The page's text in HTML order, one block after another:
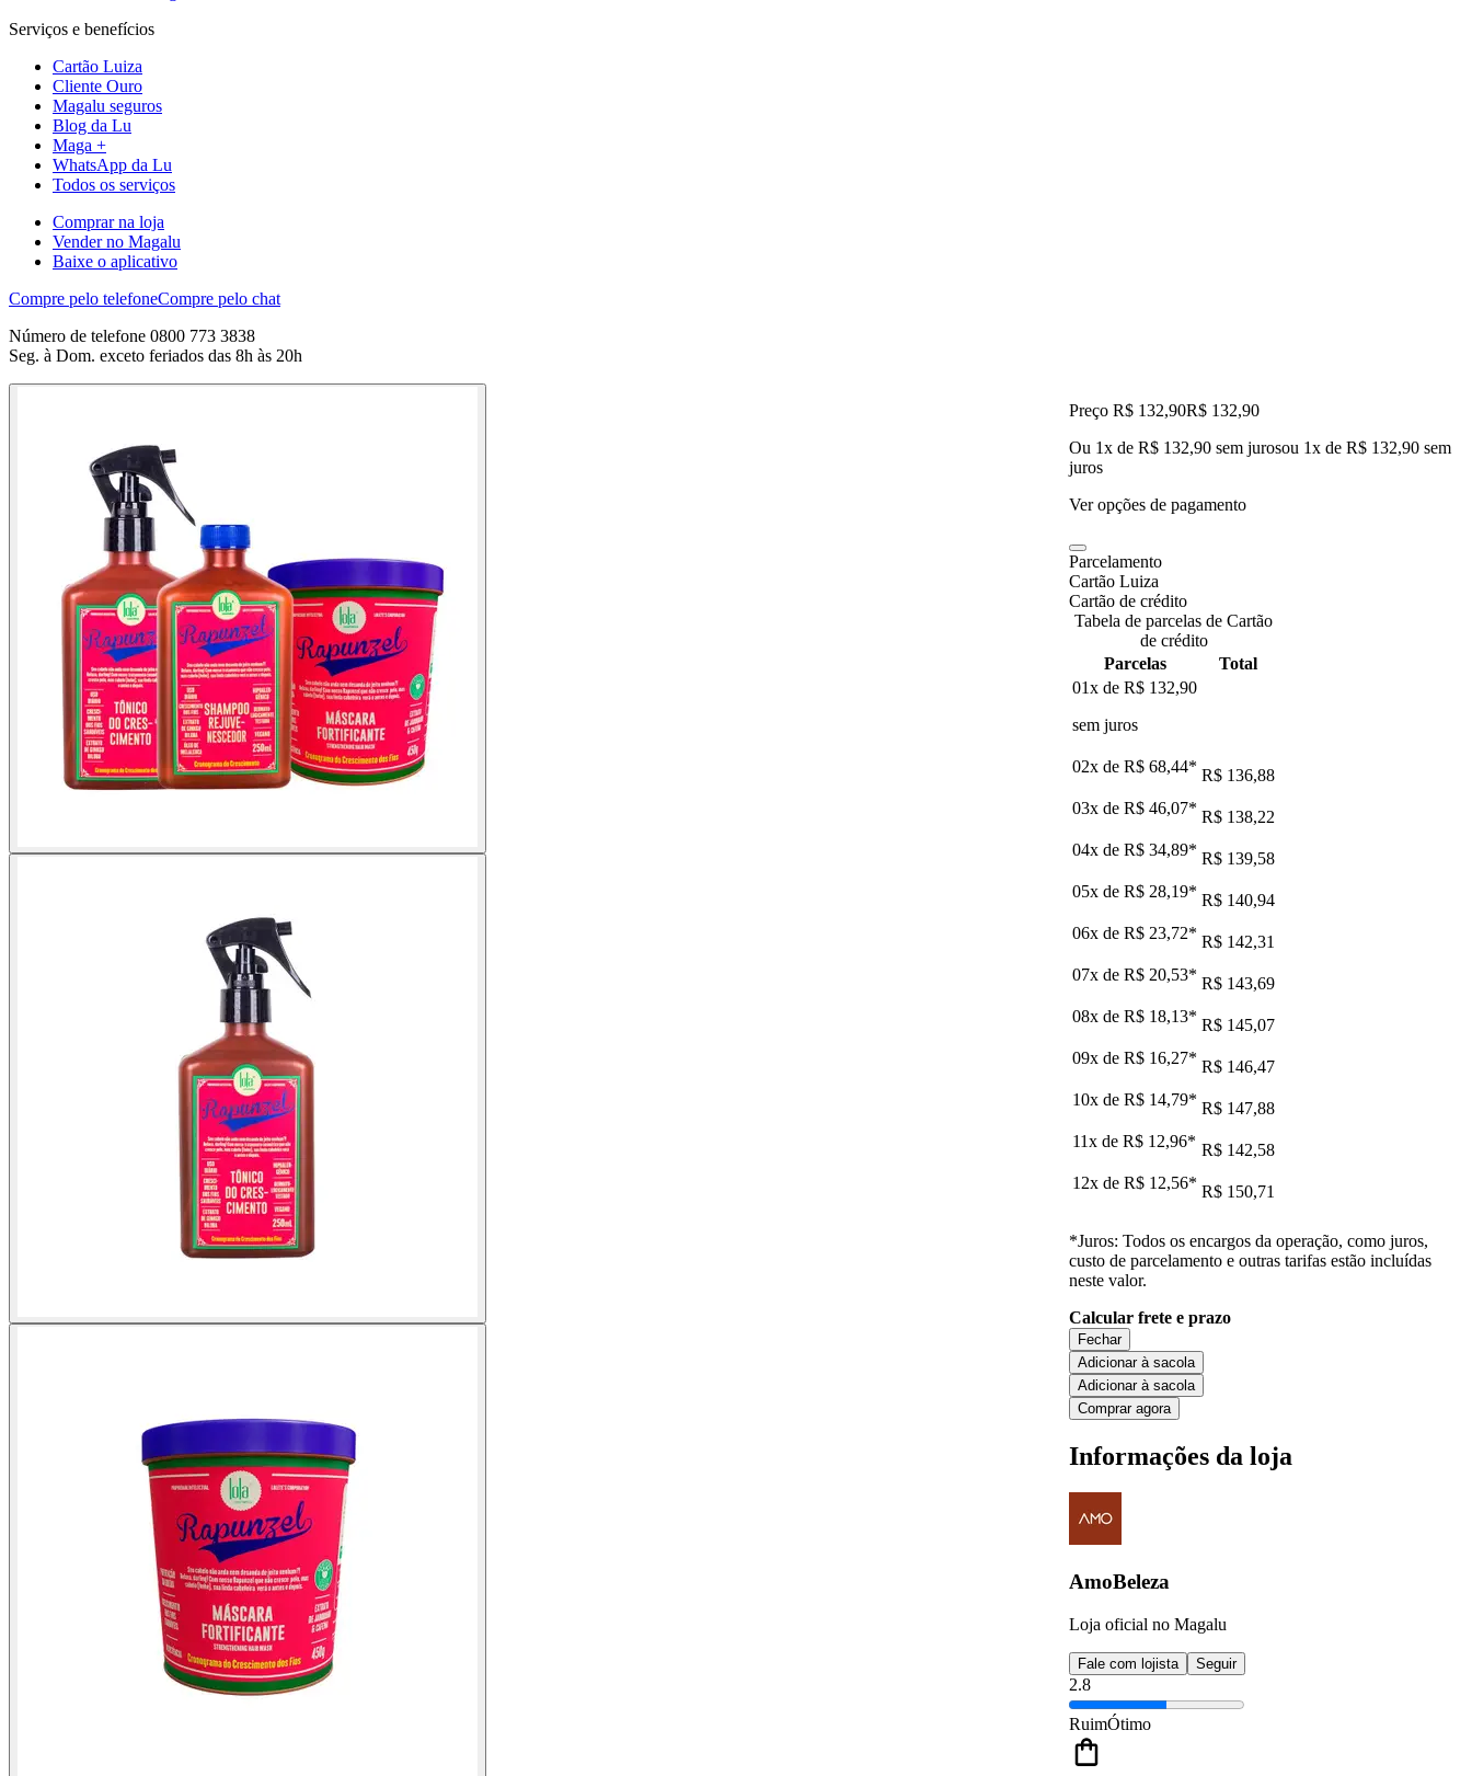
Serviços e benefícios
Cartão Luiza
Cliente Ouro
Magalu seguros
Blog da Lu
Maga +
WhatsApp da Lu
Todos os serviços
Comprar na loja
Vender no Magalu
Baixe o aplicativo
Compre pelo telefoneCompre pelo chat
Número de telefone 0800 773 3838
Seg. à Dom. exceto feriados das 8h às 20h
Preço R$ 132,90R$ 132,90
Ou 1x de R$ 132,90 sem jurosou 1x de R$ 132,90 sem
juros
Ver opções de pagamento
Parcelamento
Cartão Luiza
Cartão de crédito
Tabela de parcelas de Cartão
de crédito
Parcelas
Total
01x de R$ 132,90
sem juros
02x de R$ 68,44* R$ 136,88
03x de R$ 46,07* R$ 138,22
04x de R$ 34,89* R$ 139,58
05x de R$ 28,19* R$ 140,94
06x de R$ 23,72* R$ 142,31
07x de R$ 20,53* R$ 143,69
08x de R$ 18,13* R$ 145,07
09x de R$ 16,27* R$ 146,47
10x de R$ 14,79* R$ 147,88
11x de R$ 12,96* R$ 142,58
12x de R$ 12,56* R$ 150,71
*Juros: Todos os encargos da operação, como juros,
custo de parcelamento e outras tarifas estão incluídas
neste valor.
Calcular frete e prazo
Fechar
Adicionar à sacola
Adicionar à sacola
Comprar agora
Informações da loja
AmoBeleza
Loja oficial no Magalu
Fale com lojista Seguir
2.8
RuimÓtimo